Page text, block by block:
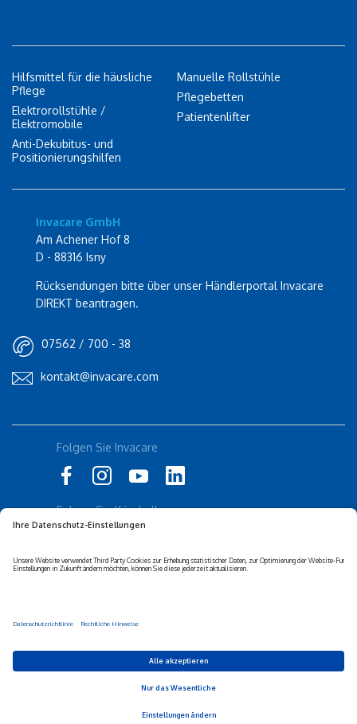
Hilfsmittel für die häusliche
Pflege
Elektrorollstühle /
Elektromobile
Anti-Dekubitus- und
Positionierungshilfen
Manuelle Rollstühle
Pflegebetten
Patientenlifter
Invacare GmbH
Am Achener Hof 8
D - 88316 Isny
Rücksendungen bitte über unser Händlerportal Invacare
DIREKT beantragen.
07562 / 700 - 38
kontakt@invacare.com
Barrierefreiheits-erklärung
Folgen Sie Invacare
Folgen Sie Küschall